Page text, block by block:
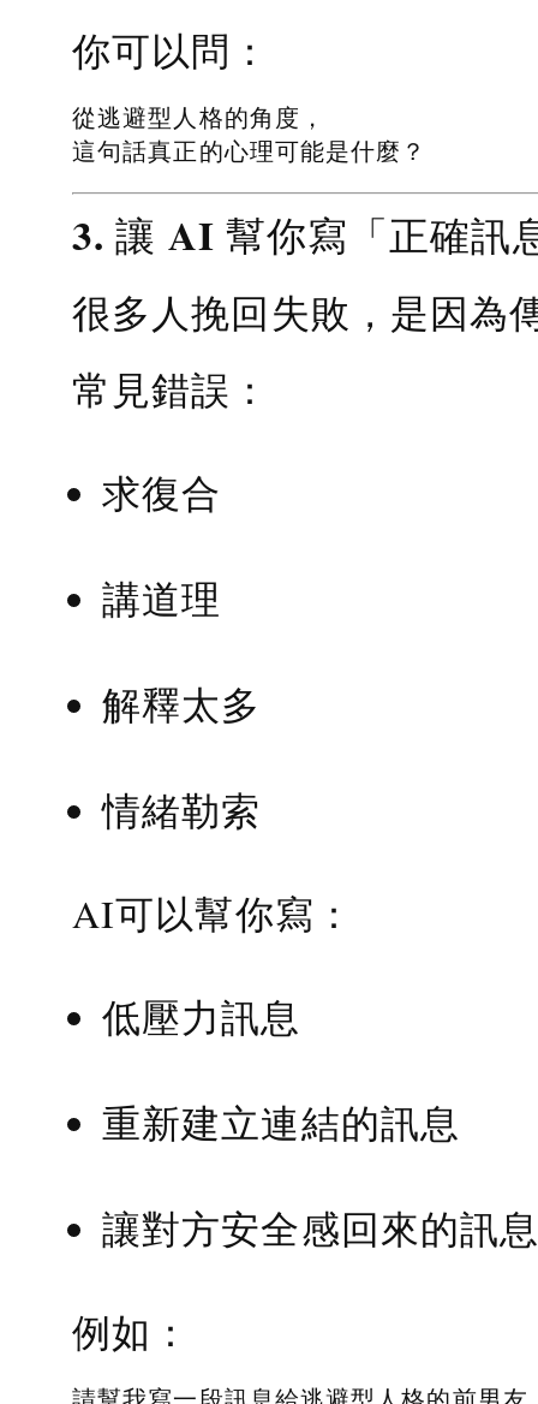
你可以問：
從逃避型人格的角度，
這句話真正的心理可能是什麼？
3. 讓 AI 幫你寫「正確訊
很多人挽回失敗，是因為
常見錯誤：
求復合
講道理
解釋太多
情緒勒索
AI可以幫你寫：
低壓力訊息
重新建立連結的訊息
讓對方安全感回來的訊
例如：